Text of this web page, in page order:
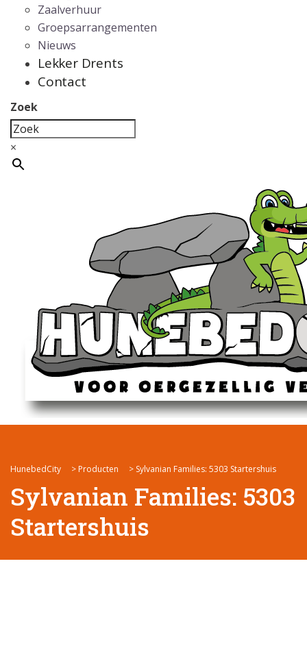
Zaalverhuur
Groepsarrangementen
Nieuws
Lekker Drents
Contact
Zoek
×
HunebedCity > Producten > Sylvanian Families: 5303 Startershuis
Sylvanian Families: 5303
Startershuis